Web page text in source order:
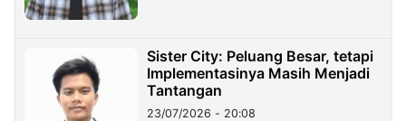
Sister City: Peluang Besar, tetapi
Implementasinya Masih Menjadi
Tantangan
23/07/2026 - 20:08